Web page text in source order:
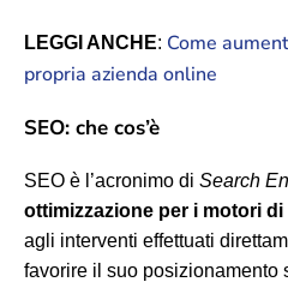
LEGGI ANCHE: Come
propria azienda online
SEO: che cos’è
SEO è l’acronimo di Search
ottimizzazione per i motori di
agli interventi effettuati
favorire il suo posizionamento